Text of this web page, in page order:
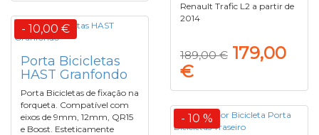
Renault Trafic L2 a partir de
2014
189,00 € 179,00
€
- 10,00 €
Porta Bicicletas
HAST Granfondo
Porta Bicicletas de fixação na
forqueta. Compatível com
eixos de 9mm, 12mm, QR15
e Boost. Esteticamente
- 10 %